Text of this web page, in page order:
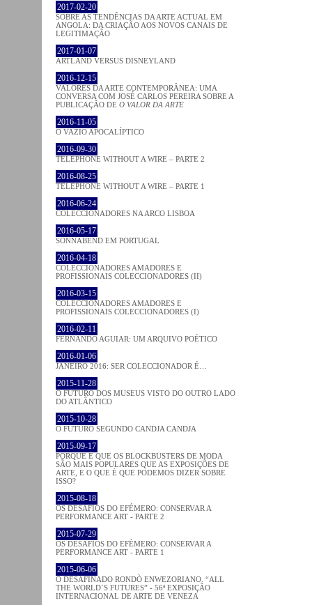
2017-02-20
SOBRE AS TENDÊNCIAS DA ARTE ACTUAL EM
ANGOLA: DA CRIAÇÃO AOS NOVOS CANAIS DE
LEGITIMAÇÃO
2017-01-07
ARTLAND VERSUS DISNEYLAND
2016-12-15
VALORES DA ARTE CONTEMPORÂNEA: UMA
CONVERSA COM JOSÉ CARLOS PEREIRA SOBRE A
PUBLICAÇÃO DE O VALOR DA ARTE
2016-11-05
O VAZIO APOCALÍPTICO
2016-09-30
TELEPHONE WITHOUT A WIRE – PARTE 2
2016-08-25
TELEPHONE WITHOUT A WIRE – PARTE 1
2016-06-24
COLECCIONADORES NA ARCO LISBOA
2016-05-17
SONNABEND EM PORTUGAL
2016-04-18
COLECCIONADORES AMADORES E
PROFISSIONAIS COLECCIONADORES (II)
2016-03-15
COLECCIONADORES AMADORES E
PROFISSIONAIS COLECCIONADORES (I)
2016-02-11
FERNANDO AGUIAR: UM ARQUIVO POÉTICO
2016-01-06
JANEIRO 2016: SER COLECCIONADOR É…
2015-11-28
O FUTURO DOS MUSEUS VISTO DO OUTRO LADO
DO ATLÂNTICO
2015-10-28
O FUTURO SEGUNDO CANDJA CANDJA
2015-09-17
PORQUE É QUE OS BLOCKBUSTERS DE MODA
SÃO MAIS POPULARES QUE AS EXPOSIÇÕES DE
ARTE, E O QUE É QUE PODEMOS DIZER SOBRE
ISSO?
2015-08-18
OS DESAFIOS DO EFÉMERO: CONSERVAR A
PERFORMANCE ART - PARTE 2
2015-07-29
OS DESAFIOS DO EFÉMERO: CONSERVAR A
PERFORMANCE ART - PARTE 1
2015-06-06
O DESAFINADO RONDÒ ENWEZORIANO. “ALL
THE WORLD´S FUTURES” - 56ª EXPOSIÇÃO
INTERNACIONAL DE ARTE DE VENEZA